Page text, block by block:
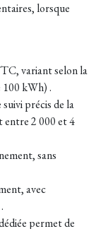
lorsque
variant selon la
100 kWh) .
précis de la
entre 2 000 et 4
sans
avec
permet de